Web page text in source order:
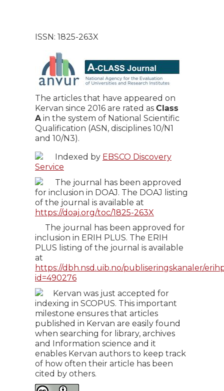
ISSN: 1825-263X
The articles that have appeared on
Kervan since 2016 are rated as Class
Ain the system of National Scientific
Qualification (ASN, disciplines 10/N1
and 10/N3).
Indexed by EBSCO Discovery
Service
The journal has been approved
for inclusion in DOAJ. The DOAJ listing
of the journal is available at
https://doaj.org/toc/1825-263X
The journal has been approved for
inclusion in ERIH PLUS. The ERIH
PLUS listing of the journal is available
at
https://dbh.nsd.uib.no/publiseringskanaler/
id=490276
Kervan was just accepted for
indexing in SCOPUS. This important
milestone ensures that articles
published in Kervan are easily found
when searching for library, archives
and Information science and it
enables Kervan authors to keep track
of how often their article has been
cited by others.